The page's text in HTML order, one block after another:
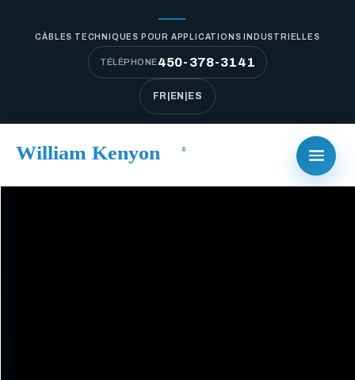
CÂBLES TECHNIQUES POUR APPLICATIONS INDUSTRIELLES
TÉLÉPHONE450-378-3141
FR EN ES